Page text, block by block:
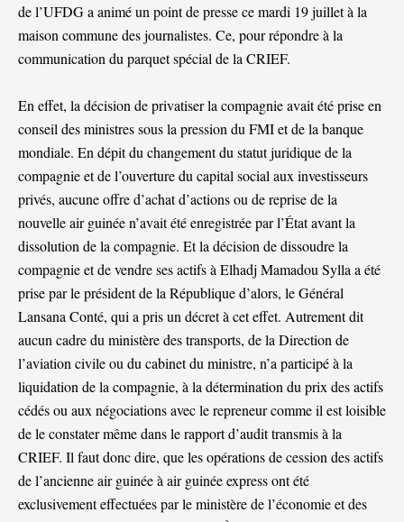
de l’UFDG a animé un point de presse ce mardi 19 juillet à la
maison commune des journalistes. Ce, pour répondre à la
communication du parquet spécial de la CRIEF.
En effet, la décision de privatiser la compagnie avait été prise en
conseil des ministres sous la pression du FMI et de la banque
mondiale. En dépit du changement du statut juridique de la
compagnie et de l’ouverture du capital social aux investisseurs
privés, aucune offre d’achat d’actions ou de reprise de la
nouvelle air guinée n’avait été enregistrée par l’État avant la
dissolution de la compagnie. Et la décision de dissoudre la
compagnie et de vendre ses actifs à Elhadj Mamadou Sylla a été
prise par le président de la République d’alors, le Général
Lansana Conté, qui a pris un décret à cet effet. Autrement dit
aucun cadre du ministère des transports, de la Direction de
l’aviation civile ou du cabinet du ministre, n’a participé à la
liquidation de la compagnie, à la détermination du prix des actifs
cédés ou aux négociations avec le repreneur comme il est loisible
de le constater même dans le rapport d’audit transmis à la
CRIEF. Il faut donc dire, que les opérations de cession des actifs
de l’ancienne air guinée à air guinée express ont été
exclusivement effectuées par le ministère de l’économie et des